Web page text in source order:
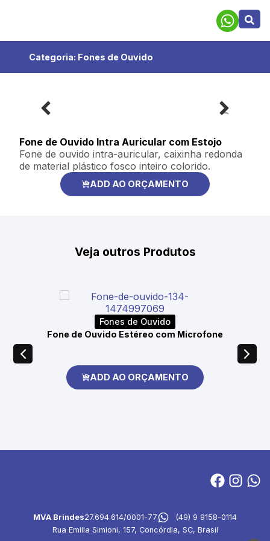
Categoria: Fones de Ouvido
Fone de Ouvido Intra Auricular com Estojo
Fone de ouvido intra-auricular, caixinha redonda
de material plástico fosco inteiro colorido.
ADD AO ORÇAMENTO
Veja outros Produtos
Fones de Ouvido
Fone de Ouvido Estéreo com Microfone
ADD AO ORÇAMENTO
MVA Brindes27.694.614/0001-77
(49) 9 9158-0114
Rua Emilia Simioni, 157, Concórdia, SC, Brasil